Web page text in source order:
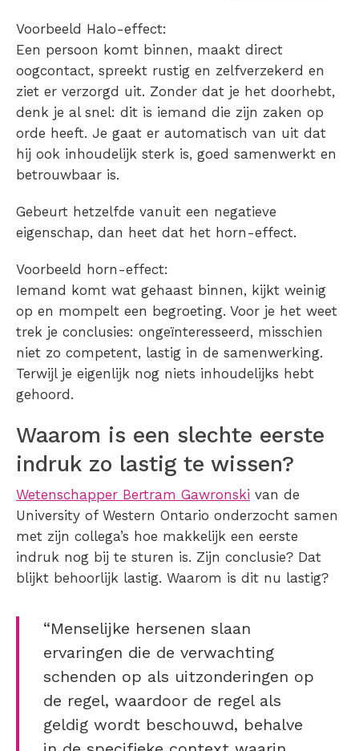
Voorbeeld Halo-effect:
Een persoon komt binnen, maakt direct
oogcontact, spreekt rustig en zelfverzekerd en
ziet er verzorgd uit. Zonder dat je het doorhebt,
denk je al snel: dit is iemand die zijn zaken op
orde heeft. Je gaat er automatisch van uit dat
hij ook inhoudelijk sterk is, goed samenwerkt en
betrouwbaar is.
Gebeurt hetzelfde vanuit een negatieve
eigenschap, dan heet dat het horn-effect.
Voorbeeld horn-effect:
Iemand komt wat gehaast binnen, kijkt weinig
op en mompelt een begroeting. Voor je het weet
trek je conclusies: ongeïnteresseerd, misschien
niet zo competent, lastig in de samenwerking.
Terwijl je eigenlijk nog niets inhoudelijks hebt
gehoord.
Waarom is een slechte eerste
indruk zo lastig te wissen?
Wetenschapper Bertram Gawronski van de
University of Western Ontario onderzocht samen
met zijn collega’s hoe makkelijk een eerste
indruk nog bij te sturen is. Zijn conclusie? Dat
blijkt behoorlijk lastig. Waarom is dit nu lastig?
“Menselijke hersenen slaan
ervaringen die de verwachting
schenden op als uitzonderingen op
de regel, waardoor de regel als
geldig wordt beschouwd, behalve